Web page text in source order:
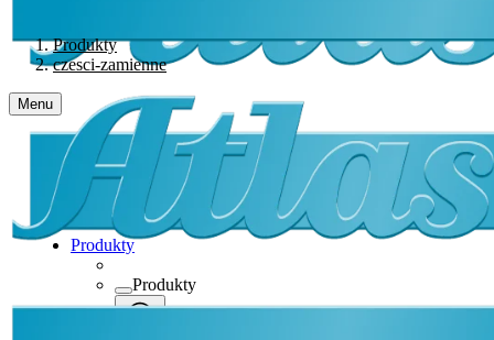
Produkty
czesci-zamienne
Menu
Produkty
Produkty